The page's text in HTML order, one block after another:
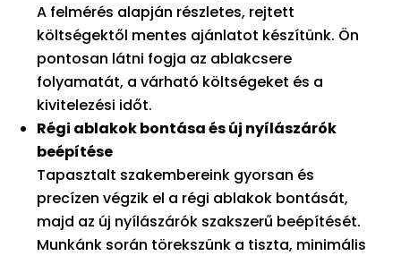
A felmérés alapján részletes, rejtett
költségektől mentes ajánlatot készítünk. Ön
pontosan látni fogja az ablakcsere
folyamatát, a várható költségeket és a
kivitelezési időt.
Régi ablakok bontása és új nyílászárók
beépítése
Tapasztalt szakembereink gyorsan és
precízen végzik el a régi ablakok bontását,
majd az új nyílászárók szakszerű beépítését.
Munkánk során törekszünk a tiszta, minimális